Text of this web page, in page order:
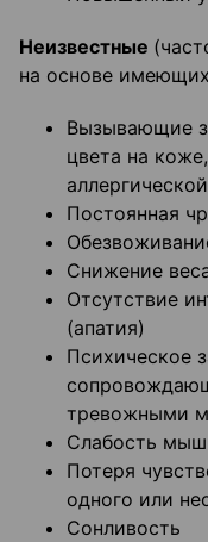
Неизвестные
на основе
Вызывающие
цвета на
Постоянная
Снижение
Отсутствие
(апатия)
Психическое
тревожными
Слабость
Потеря
одного или
Сонливость